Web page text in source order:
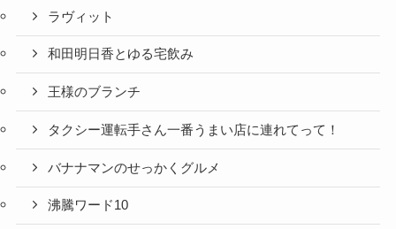
ラヴィット
和田明日香とゆる宅飲み
王様のブランチ
タクシー運転手さん一番うまい店に連れてって！
バナナマンのせっかくグルメ
沸騰ワード10